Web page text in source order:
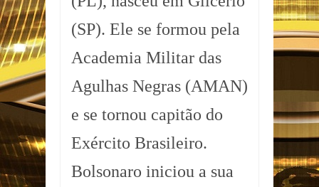
(SP). Ele se formou pela
Academia Militar das
Agulhas Negras (AMAN)
e se tornou capitão do
Exército Brasileiro.
Bolsonaro iniciou a sua